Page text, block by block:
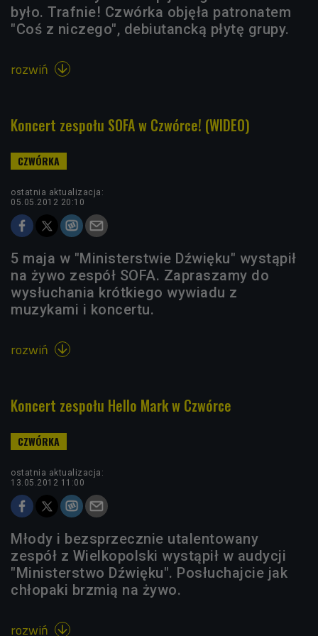
było. Trafnie! Czwórka objęła patronatem
"Coś z niczego", debiutancką płytę grupy.
rozwiń 
Koncert zespołu SOFA w Czwórce! (WIDEO)
ostatnia aktualizacja:
05.05.2012 20:10
5 maja w "Ministerstwie Dźwięku" wystąpił
na żywo zespół SOFA. Zapraszamy do
wysłuchania krótkiego wywiadu z
muzykami i koncertu.
rozwiń 
Koncert zespołu Hello Mark w Czwórce
ostatnia aktualizacja:
13.05.2012 11:00
Młody i bezsprzecznie utalentowany
zespół z Wielkopolski wystąpił w audycji
"Ministerstwo Dźwięku". Posłuchajcie jak
chłopaki brzmią na żywo.
rozwiń 